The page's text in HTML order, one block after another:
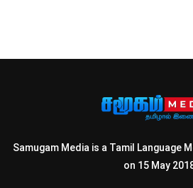
Samugam Media is a Tamil Language
on 15 May